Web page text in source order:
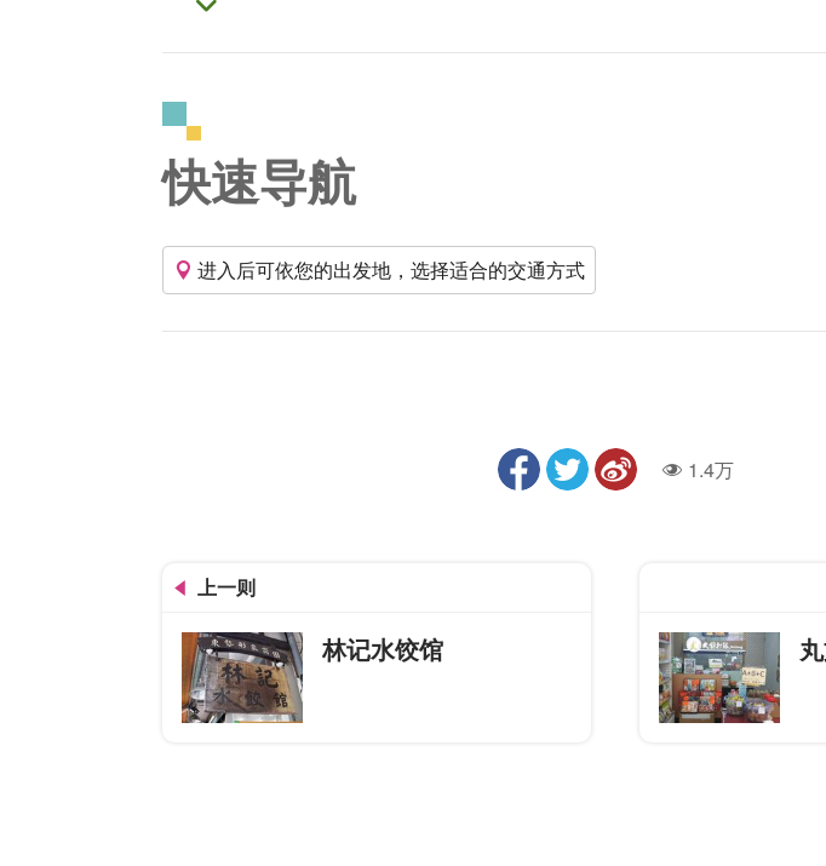
快速导航
进入后可依您的出发地，选择适合的交通方式
人气1.4万
上一则
林记水饺馆